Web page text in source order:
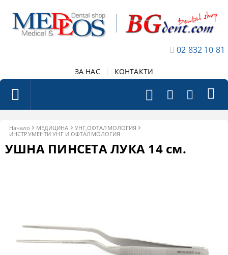
02 832 10 81
ЗА НАС КОНТАКТИ
Начало МЕДИЦИНА
УНГ,ОФТАЛМОЛОГИЯ
ИНСТРУМЕНТИ УНГ И ОФТАЛМОЛОГИЯ
УШНА ПИНСЕТА ЛУКА 14 см.